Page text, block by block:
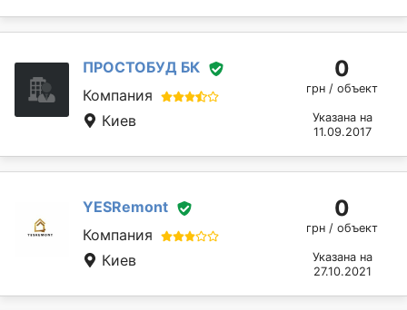
ПРОСТОБУД БК
Компания
Киев
0
грн / объект
Указана на
11.09.2017
YESRemont
Компания
Киев
0
грн / объект
Указана на
27.10.2021